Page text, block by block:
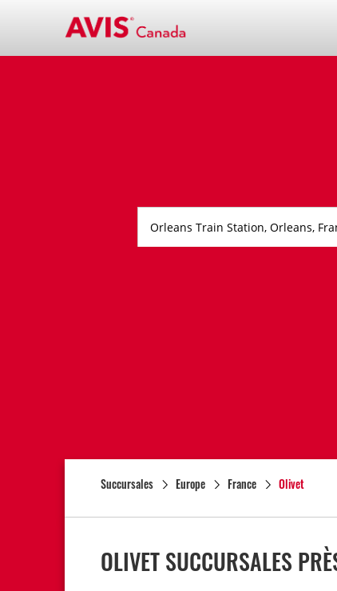
Succursales Europe France Olivet
OLIVET SUCCURSALES